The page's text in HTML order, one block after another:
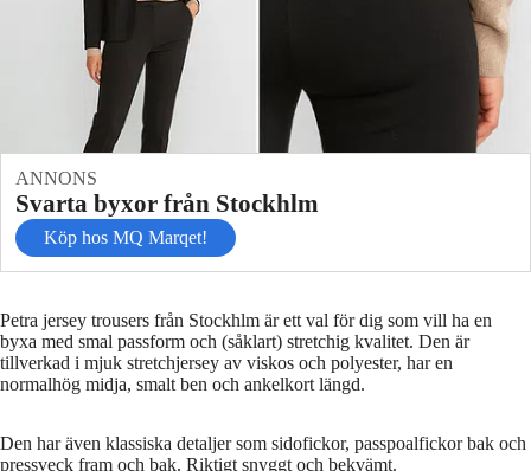
ANNONS
Svarta byxor från Stockhlm
Köp hos MQ Marqet!
Petra jersey trousers från Stockhlm är ett val för dig som vill ha en
byxa med smal passform och (såklart) stretchig kvalitet. Den är
tillverkad i mjuk stretchjersey av viskos och polyester, har en
normalhög midja, smalt ben och ankelkort längd.
Den har även klassiska detaljer som sidofickor, passpoalfickor bak och
pressveck fram och bak. Riktigt snyggt och bekvämt.